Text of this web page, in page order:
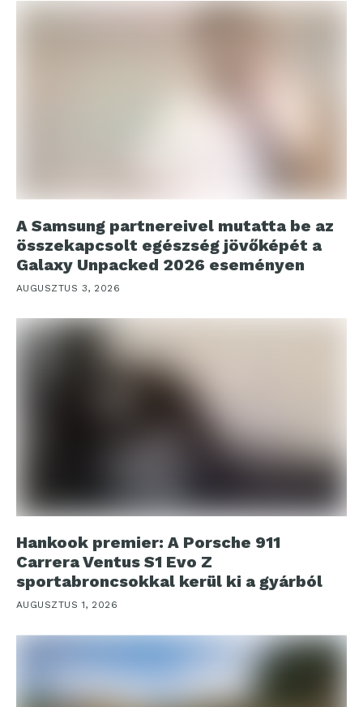
A Samsung partnereivel mutatta be az
összekapcsolt egészség jövőképét a
Galaxy Unpacked 2026 eseményen
AUGUSZTUS 3, 2026
Hankook premier: A Porsche 911
Carrera Ventus S1 Evo Z
sportabroncsokkal kerül ki a gyárból
AUGUSZTUS 1, 2026